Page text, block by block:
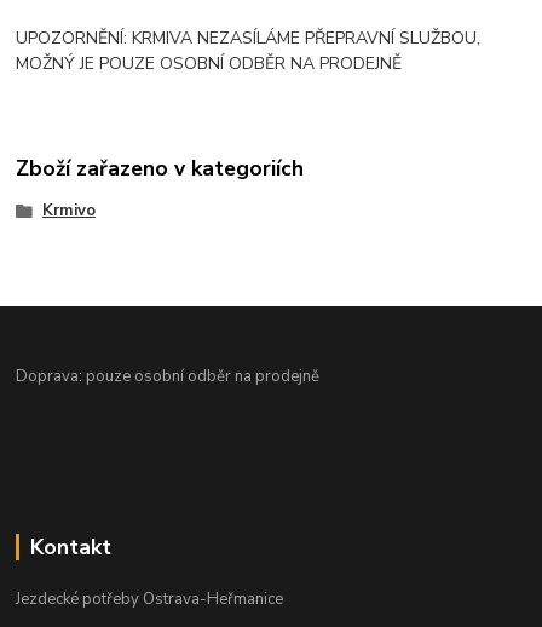
UPOZORNĚNÍ: KRMIVA NEZASÍLÁME PŘEPRAVNÍ SLUŽBOU,
MOŽNÝ JE POUZE OSOBNÍ ODBĚR NA PRODEJNĚ
Zboží zařazeno v kategoriích
Krmivo
Doprava: pouze osobní odběr na prodejně
Kontakt
Jezdecké potřeby Ostrava-Heřmanice